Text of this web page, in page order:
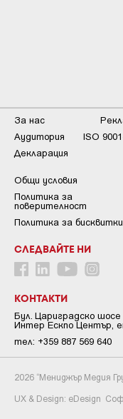
За нас
Аудитория
ISO
Декларация
Общи условия
Пoлитикa зa
пoвepитeлнocт
Политика за бисквитки
СЛЕДВАЙТЕ НИ
КОНТАКТИ
Бул. Цариградско шосе
Интер Ескпо Център,
тел: +359 887 569 640
2026 “Мениджър Медия
UX & Design: eDesign